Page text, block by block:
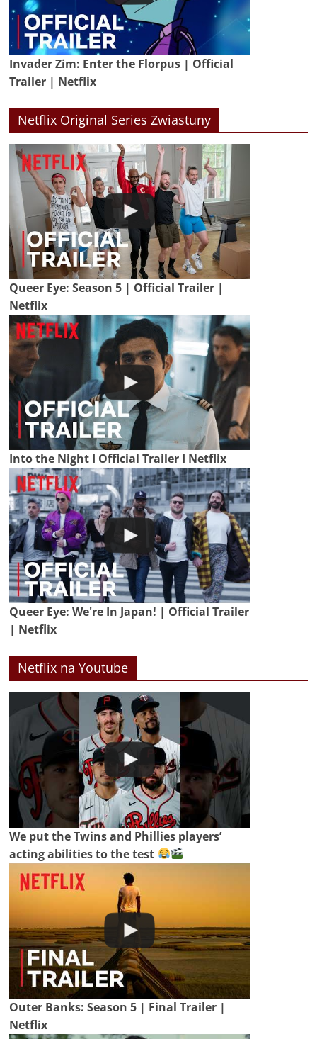
Invader Zim: Enter the Florpus | Official
Trailer | Netflix
Netflix Original Series Zwiastuny
Queer Eye: Season 5 | Official Trailer |
Netflix
Into the Night I Official Trailer I Netflix
Queer Eye: We're In Japan! | Official Trailer
| Netflix
Netflix na Youtube
We put the Twins and Phillies players’
acting abilities to the test
Outer Banks: Season 5 | Final Trailer |
Netflix